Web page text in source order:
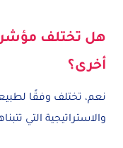
هل تختلف
أخرى؟
نعم، تختلف وفقًا
والاستراتيجية التي